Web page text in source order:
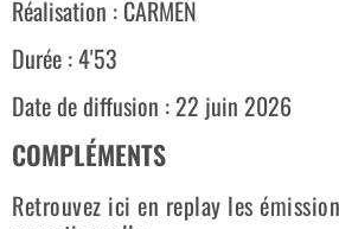
Réalisation : CARMEN
Durée : 4'53
Date de diffusion : 22 juin 2026
COMPLÉMENTS
Retrouvez ici en replay les